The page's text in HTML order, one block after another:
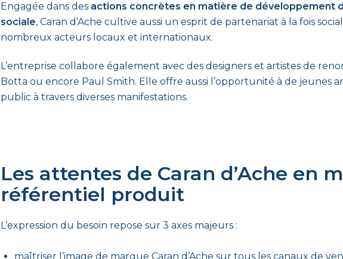
Engagée dans des actions concrètes en matière de développement
sociale, Caran d’Ache cultive aussi un esprit de partenariat à la fois
nombreux acteurs locaux et internationaux.
L’entreprise collabore également avec des designers et artistes de
Botta ou encore Paul Smith. Elle offre aussi l’opportunité à de jeunes
public à travers diverses manifestations.
Les attentes de Caran d’Ache en
référentiel produit
L’expression du besoin repose sur 3 axes majeurs :
maîtriser l’image de marque Caran d’Ache sur tous les canaux de